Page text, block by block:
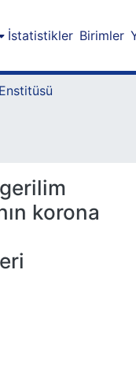
İstatistikler Birimler
korona